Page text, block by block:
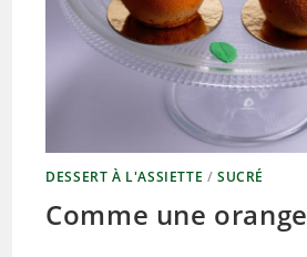
DESSERT À L'ASSIETTE /SUCRÉ
Comme une orange